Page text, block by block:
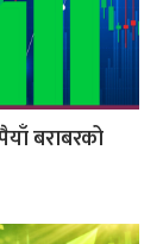
बराबरको